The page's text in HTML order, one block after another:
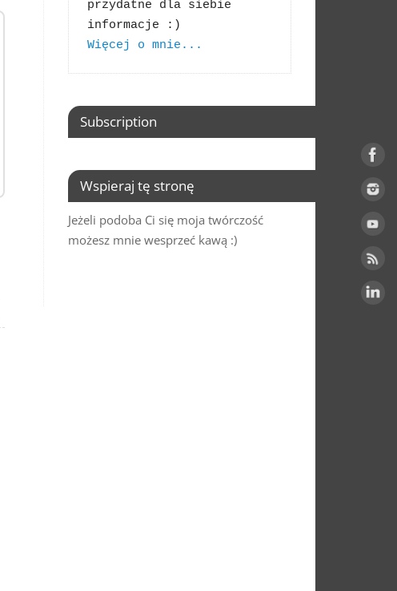
przydatne dla siebie
Więcej o mnie...
Subscription
Wspieraj tę stronę
Jeżeli podoba Ci się moja twórczość
możesz mnie wesprzeć kawą :)